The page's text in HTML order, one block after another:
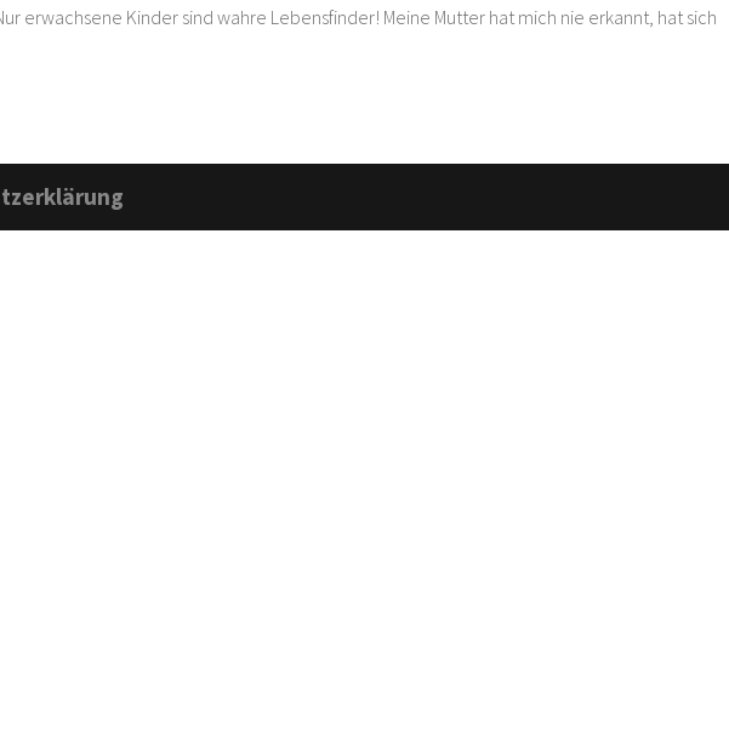
erwachsene Kinder sind wahre Lebensfinder! Meine Mutter hat mich nie erkannt, hat sich